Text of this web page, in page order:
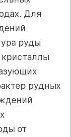
Для
руды
рудных
от